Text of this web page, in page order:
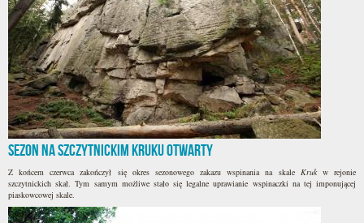
Sezon na szczytnickim Kruku otwarty
Z końcem czerwca zakończył się okres sezonowego zakazu wspinania na skale Kruk w rejonie
szczytnickich skał. Tym samym możliwe stało się legalne uprawianie wspinaczki na tej imponującej
piaskowcowej skale.